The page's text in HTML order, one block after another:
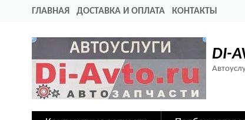
ГЛАВНАЯ ДОСТАВКА И ОПЛАТА КОНТАКТЫ
DI-